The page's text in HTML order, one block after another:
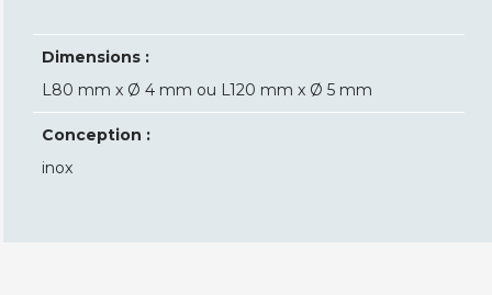
Dimensions :
L80 mm x Ø 4 mm ou L120 mm x Ø 5 mm
Conception :
inox